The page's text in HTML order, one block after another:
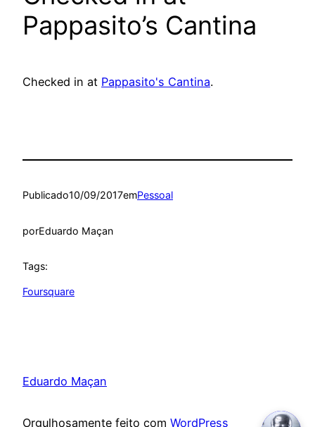
Pappasito’s Cantina
Checked in at Pappasito's Cantina.
Publicado10/09/2017emPessoal
porEduardo Maçan
Tags:
Foursquare
Eduardo Maçan
Orgulhosamente feito com WordPress